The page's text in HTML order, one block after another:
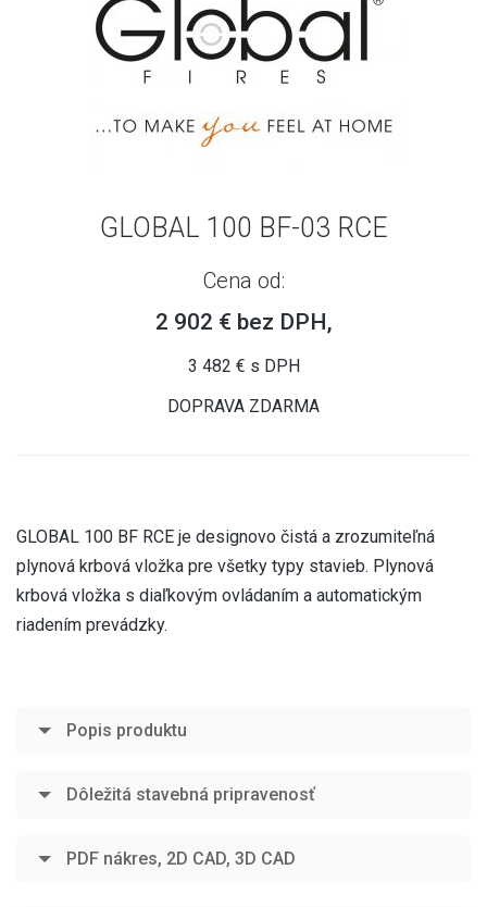
GLOBAL 100 BF-03 RCE
Cena od:
2 902 € bez DPH,
3 482 € s DPH
DOPRAVA ZDARMA
GLOBAL 100 BF RCE je designovo čistá a zrozumiteľná
plynová krbová vložka pre všetky typy stavieb. Plynová
krbová vložka s diaľkovým ovládaním a automatickým
riadením prevádzky.
Popis produktu
Dôležitá stavebná pripravenosť
PDF nákres, 2D CAD, 3D CAD